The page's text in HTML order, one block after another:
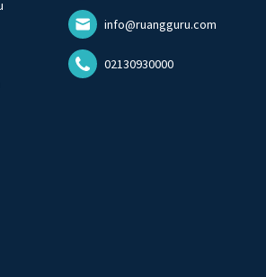
info@ruangguru.com
02130930000